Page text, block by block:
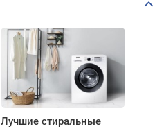
Лучшие стиральные